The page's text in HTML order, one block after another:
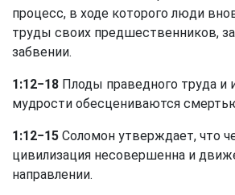
процесс, в ходе которого люди
труды своих предшественников,
забвении.
1:12−18 Плоды праведного труда и
мудрости обесцениваются
1:12−15 Соломон утверждает, что
цивилизация несовершенна и
направлении.